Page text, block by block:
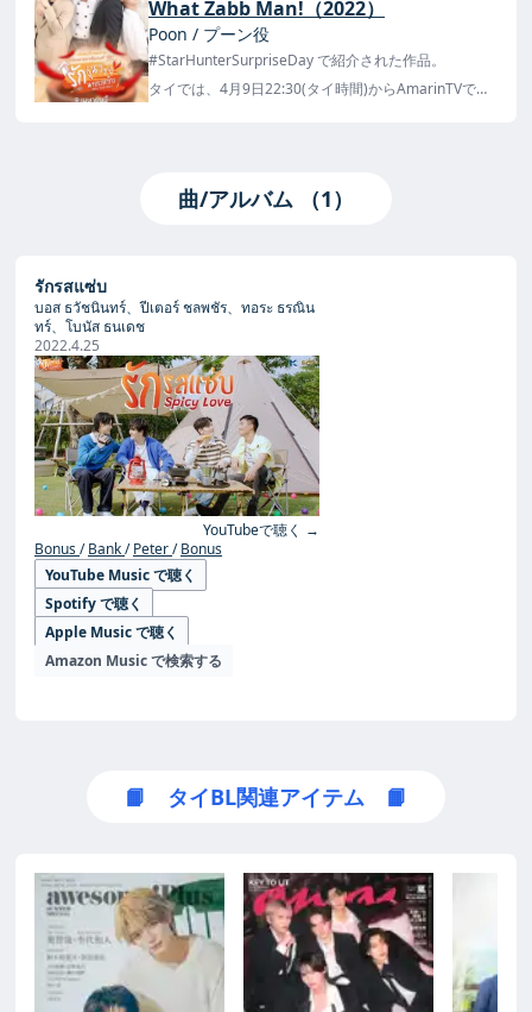
What Zabb Man!（2022）
Poon / プーン役
#StarHunterSurpriseDay で紹介された作品。
タイでは、4月9日22:30(タイ時間)からAmarinTVで放
曲/アルバム （1）
รักรสแซ่บ
บอส ธวัชนินทร์、ปีเตอร์ ชลพชัร、ทอระ ธรณิน
ทร์、โบนัส ธนเดช
2022.4.25
YouTubeで聴く →
Bonus
Bank Peter
Bonus
YouTube Music で聴く
Spotify で聴く
Apple Music で聴く
Amazon Music で検索する
📙 タイBL関連アイテム 📙